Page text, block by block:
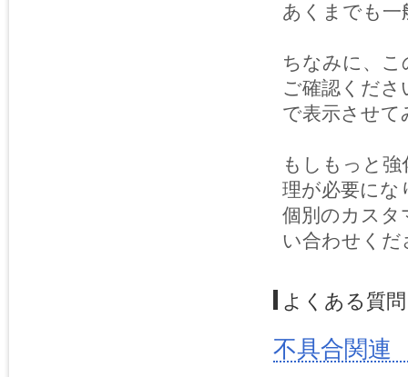
あくまでも一
ちなみに、
ご確認くだ
で表示させ
もしもっと
理が必要にな
個別のカスタ
い合わせくだ
よくある質問
不具合関連